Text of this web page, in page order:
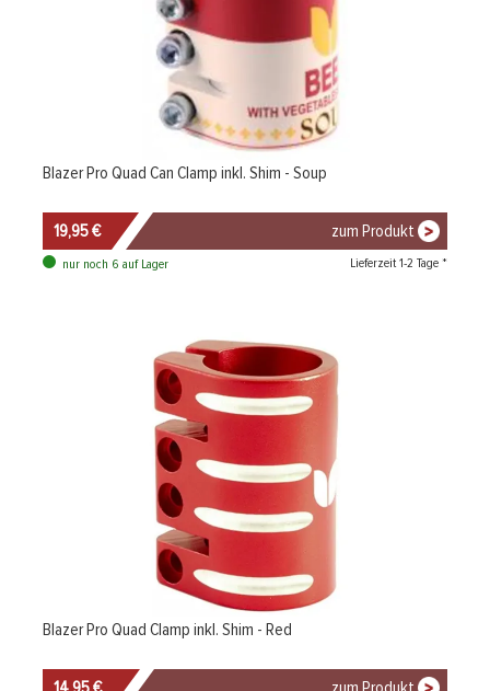
Blazer Pro Quad Can Clamp inkl. Shim - Soup
19,95 € zum Produkt
nur noch 6 auf Lager Lieferzeit 1-2 Tage *
Blazer Pro Quad Clamp inkl. Shim - Red